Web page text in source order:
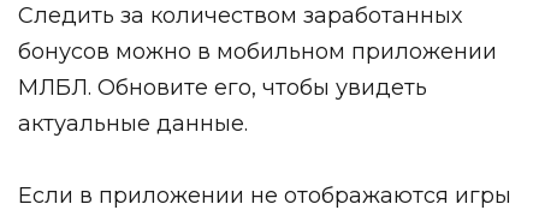
Следить за количеством заработанных
бонусов можно в мобильном приложении
МЛБЛ. Обновите его, чтобы увидеть
актуальные данные.
Если в приложении не отображаются игры